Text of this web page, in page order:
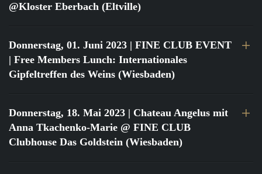
@Kloster Eberbach (Eltville)
Donnerstag, 01. Juni 2023 | FINE CLUB EVENT
| Free Members Lunch: Internationales
Gipfeltreffen des Weins (Wiesbaden)
Donnerstag, 18. Mai 2023 | Chateau Angelus mit
Anna Tkachenko-Marie @ FINE CLUB
Clubhouse Das Goldstein (Wiesbaden)